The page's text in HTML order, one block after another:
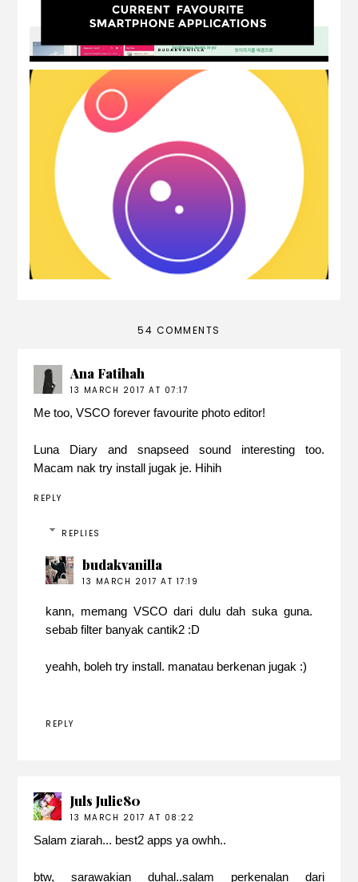
photo editor app -part 1-
54 COMMENTS
Ana Fatihah
13 MARCH 2017 AT 07:17
Me too, VSCO forever favourite photo editor!
Luna Diary and snapseed sound interesting too.
Macam nak try install jugak je. Hihih
REPLY
REPLIES
budakvanilla
13 MARCH 2017 AT 17:19
kann, memang VSCO dari dulu dah suka guna.
sebab filter banyak cantik2 :D
yeahh, boleh try install. manatau berkenan jugak :)
REPLY
Juls Julie80
13 MARCH 2017 AT 08:22
Salam ziarah... best2 apps ya owhh..
btw, sarawakian duhal..salam perkenalan dari